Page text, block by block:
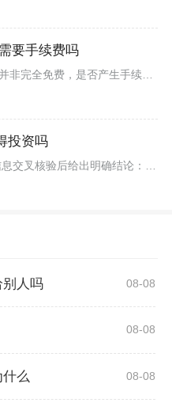
要手续费吗
投资吗
综合多方信息交叉核验后给出明确结论：AQP币不适合普通投资者参与，整体投资风险极高，不建议进场布局。这枚代币存在多处难以忽视的基本面短板，潜在资金风险远远大于炒作收益机会，即便短期存在价格波动空间，普通散户也很难顺利兑现利润，一旦行情转向极...
别人吗 08-08
08-08
么 08-08